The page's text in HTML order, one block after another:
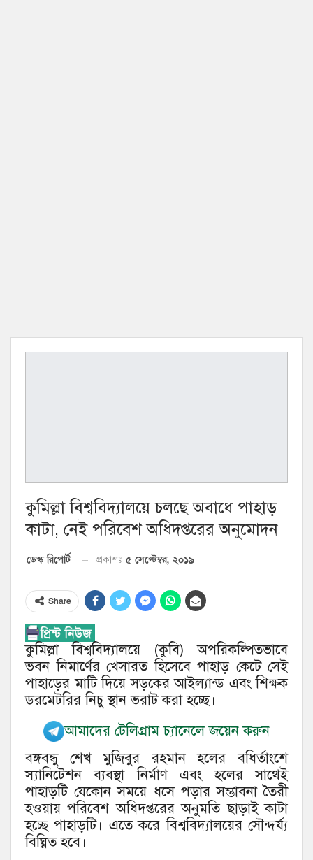
কুমিল্লা বিশ্ববিদ্যালয়ে চলছে অবাধে পাহাড়
কাটা, নেই পরিবেশ অধিদপ্তরের অনুমোদন
ডেস্ক রিপোর্ট প্রকাশঃ ৫ সেপ্টেম্বর, ২০১৯
Share
কুমিল্লা বিশ্ববিদ্যালয়ে (কুবি) অপরিকল্পিতভাবে
ভবন নিমার্ণের খেসারত হিসেবে পাহাড় কেটে সেই
পাহাড়ের মাটি দিয়ে সড়কের আইল্যান্ড এবং শিক্ষক
ডরমেটরির নিচু স্থান ভরাট করা হচ্ছে।
আমাদের টেলিগ্রাম চ্যানেলে জয়েন করুন
বঙ্গবন্ধু শেখ মুজিবুর রহমান হলের বধির্তাংশে
স্যানিটেশন ব্যবস্থা নির্মাণ এবং হলের সাথেই
পাহাড়টি যেকোন সময়ে ধসে পড়ার সম্ভাবনা তৈরী
হওয়ায় পরিবেশ অধিদপ্তরের অনুমতি ছাড়াই কাটা
হচ্ছে পাহাড়টি। এতে করে বিশ্ববিদ্যালয়ের সৌন্দর্য্য
বিঘ্নিত হবে।